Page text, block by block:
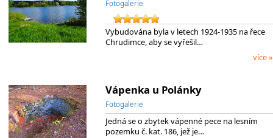
Fotogalerie
Vybudována byla v letech 1924-1935 na řece
Chrudimce, aby se vyřešil…
více »
Vápenka u Polánky
Fotogalerie
Jedná se o zbytek vápenné pece na lesním
pozemku č. kat. 186, jež je…